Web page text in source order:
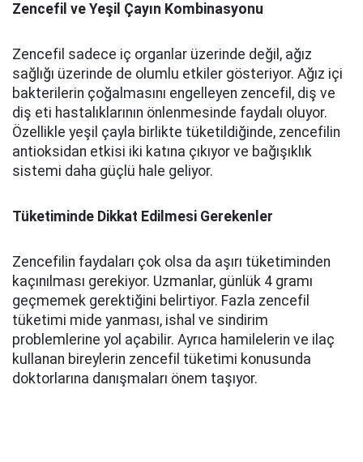
Zencefil ve Yeşil Çayın Kombinasyonu
Zencefil sadece iç organlar üzerinde değil, ağız
sağlığı üzerinde de olumlu etkiler gösteriyor. Ağız içi
bakterilerin çoğalmasını engelleyen zencefil, diş ve
diş eti hastalıklarının önlenmesinde faydalı oluyor.
Özellikle yeşil çayla birlikte tüketildiğinde, zencefilin
antioksidan etkisi iki katına çıkıyor ve bağışıklık
sistemi daha güçlü hale geliyor.
Tüketiminde Dikkat Edilmesi Gerekenler
Zencefilin faydaları çok olsa da aşırı tüketiminden
kaçınılması gerekiyor. Uzmanlar, günlük 4 gramı
geçmemek gerektiğini belirtiyor. Fazla zencefil
tüketimi mide yanması, ishal ve sindirim
problemlerine yol açabilir. Ayrıca hamilelerin ve ilaç
kullanan bireylerin zencefil tüketimi konusunda
doktorlarına danışmaları önem taşıyor.